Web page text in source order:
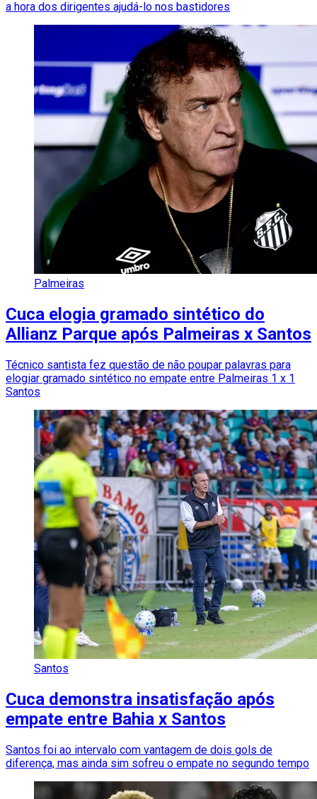
a hora dos dirigentes ajudá-lo nos bastidores
Palmeiras
Cuca elogia gramado sintético do
Allianz Parque após Palmeiras x Santos
Técnico santista fez questão de não poupar palavras para
elogiar gramado sintético no empate entre Palmeiras 1 x 1
Santos
Santos
Cuca demonstra insatisfação após
empate entre Bahia x Santos
Santos foi ao intervalo com vantagem de dois gols de
diferença, mas ainda sim sofreu o empate no segundo tempo